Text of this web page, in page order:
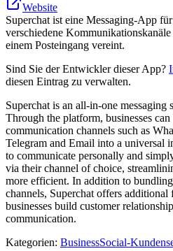
Website
Superchat ist eine Messaging-App
verschiedene
einem Posteingang vereint.
Sind Sie der Entwickler dieser App?
diesen Eintrag zu verwalten.
Superchat is an all-in-one messaging
Through the platform, businesses
communication channels such as
Telegram and Email into a universal
to communicate personally and
via their channel of choice,
more efficient. In addition to
channels, Superchat offers additional
businesses build customer
communication.
Kategorien: BusinessSocial-